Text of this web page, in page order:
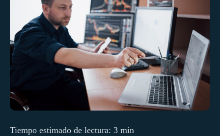
Tiempo estimado de lectura: 3 min